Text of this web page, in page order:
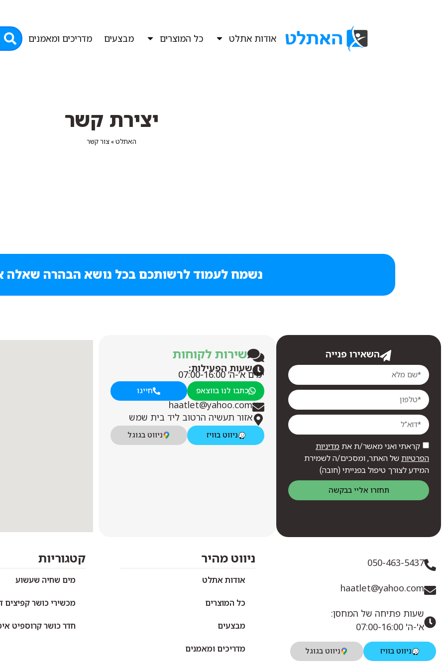
אודות אתלט כל המוצרים מבצעים מדריכים ומאמנים
יצירת קשר
האתלט»צור קשר
נשמח לעמוד לרשותכם בכל נושא הבהרה שאלה
השאירו פנייה
קראתי ואני מאשר/ת את מדיניות
הפרטיות של האתר, ומסכים/ה לשמירת
המידע לצורך טיפול בפנייתי (חובה)
תחזרו אליי בבקשה
שירות לקוחות
שעות הפעילות:
ימים א’-ה’ 07:00-16:00
כתבו לנו בווצאפ חייגו
haatlet@yahoo.com
אזור תעשיה הרטוב ליד בית שמש
ניווט בוויז ניווט בגוגל
050-463-5437
haatlet@yahoo.com
שעות פתיחה של המחסן:
א'-ה' 07:00-16:00
ניווט בוויז ניווט בגוגל
ניווט מהיר
אודות אתלט
כל המוצרים
מבצעים
מדריכים ומאמנים
קטגוריות
מים שחיה שעשוע
מכשירי כושר קפיצים
חדר כושר קרוספיט